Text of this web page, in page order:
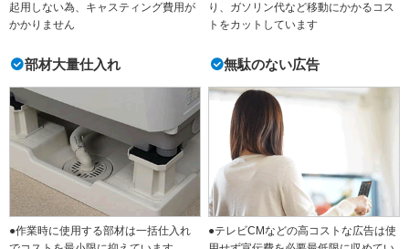
起用しない為、キャスティング費用が
かかりません
り、ガソリン代など移動にかかるコス
トをカットしています
部材大量仕入れ
●作業時に使用する部材は一括仕入れ
無駄のない広告
●テレビCMなどの高コストな広告は使